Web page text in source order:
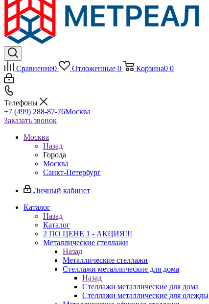
Сравнение0 Отложенные 0 Корзина0 0
Телефоны
+7 (499) 288-87-76Москва
Заказать звонок
Москва
Назад
Города
Москва
Санкт-Петербург
Личный кабинет
Каталог
Назад
Каталог
2 ПО ЦЕНЕ 1 - АКЦИЯ!!!
Металлические стеллажи
Назад
Металлические стеллажи
Стеллажи металлические для дома
Назад
Стеллажи металлические для дома
Стеллажи металлические для одежды